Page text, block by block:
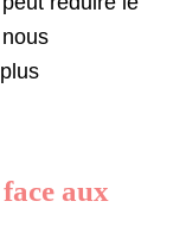
aux